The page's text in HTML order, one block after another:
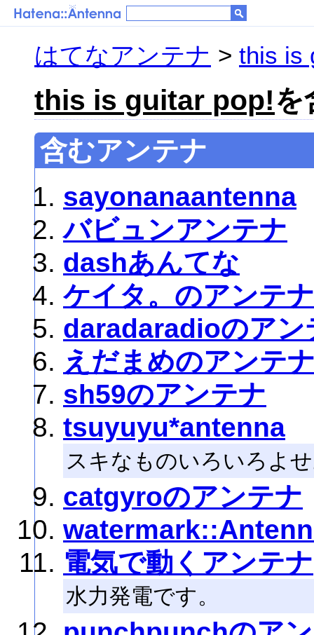
はてなアンテナ > this is
this is guitar pop!を
含むアンテナ
sayonanaantenna
バビュンアンテナ
dashあんてな
ケイタ。のアンテナ
daradaradioのアン
えだまめのアンテ
sh59のアンテナ
tsuyuyu*antenna
スキなものいろいろよ
catgyroのアンテナ
電気で動くアンテナ
水力発電です。